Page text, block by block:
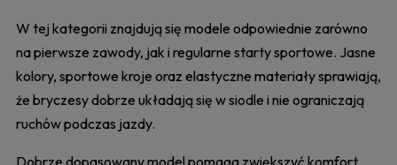
W tej kategorii znajdują się modele odpowiednie zarówno
na pierwsze zawody, jak i regularne starty sportowe. Jasne
kolory, sportowe kroje oraz elastyczne materiały sprawiają,
że bryczesy dobrze układają się w siodle i nie ograniczają
ruchów podczas jazdy.
Dobrze dopasowany model pomaga zwiększyć komfort